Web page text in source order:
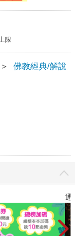
限
＞ 佛教經典/解說
通